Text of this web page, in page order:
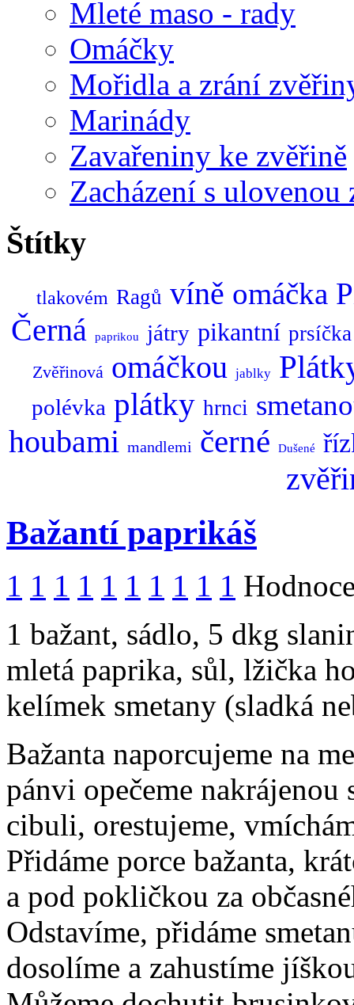
Mleté maso - rady
Omáčky
Mořidla a zrání
Marinády
Zavařeniny ke zvěřině
Zacházení s ulovenou
Štítky
tlakovém Ragů víně omáčka
Černá paprikou játry pikantní prsíčka
Zvěřinová omáčkou jablky
polévka plátky hrnci
houbami mandlemi černé Dušené
Bažantí paprikáš
1 1 1 1 1 1 1 1 1 1
1 bažant, sádlo, 5 dkg
mletá paprika, sůl, lžička
kelímek smetany (sladká
Bažanta naporcujeme na
pánvi opečeme
cibuli, orestujeme,
Přidáme porce bažanta,
a pod pokličkou za
Odstavíme, přidáme
dosolíme a zahustíme